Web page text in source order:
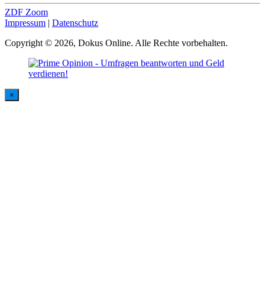
ZDF Zoom
Impressum | Datenschutz
Copyright © 2026, Dokus Online. Alle Rechte vorbehalten.
×